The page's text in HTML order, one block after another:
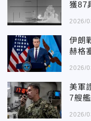
獲87
2026/
伊朗
赫格
2026/
美軍
7艘
2026/